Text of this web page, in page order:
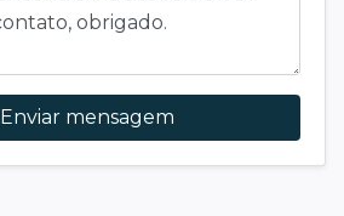
Enviar mensagem